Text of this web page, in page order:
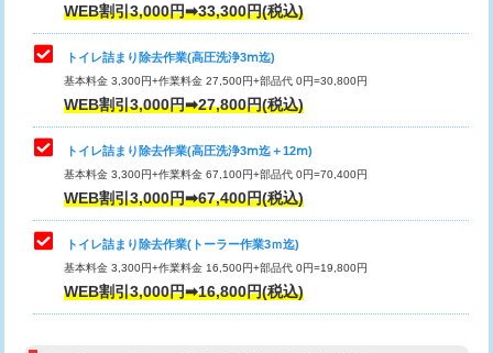
WEB割引3,000円➡33,300円(税込)
トイレ詰まり除去作業(高圧洗浄3ⅿ迄)
基本料金 3,300円+作業料金 27,500円+部品代 0円=30,800円
WEB割引3,000円➡27,800円(税込)
トイレ詰まり除去作業(高圧洗浄3ⅿ迄＋12ⅿ)
基本料金 3,300円+作業料金 67,100円+部品代 0円=70,400円
WEB割引3,000円➡67,400円(税込)
トイレ詰まり除去作業(トーラー作業3ｍ迄)
基本料金 3,300円+作業料金 16,500円+部品代 0円=19,800円
WEB割引3,000円➡16,800円(税込)